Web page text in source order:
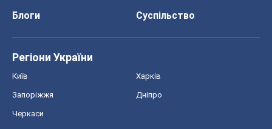
Блоги
Суспільство
Регіони України
Київ Харків
Запоріжжя Дніпро
Черкаси